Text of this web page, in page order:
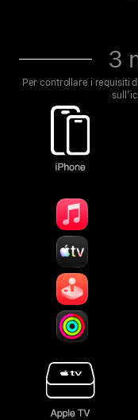
3
Per controllare i requisiti